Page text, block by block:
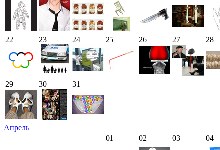
22 23 24 25 26 27 28
29 30 31
Апрель
01
02 03 04